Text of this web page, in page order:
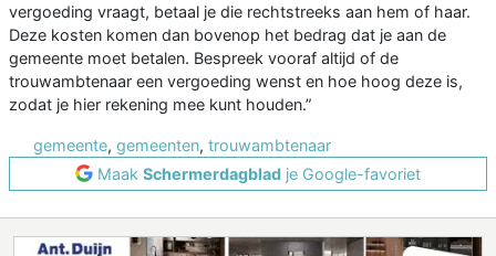
vergoeding vraagt, betaal je die rechtstreeks aan hem of haar.
Deze kosten komen dan bovenop het bedrag dat je aan de
gemeente moet betalen. Bespreek vooraf altijd of de
trouwambtenaar een vergoeding wenst en hoe hoog deze is,
zodat je hier rekening mee kunt houden.”
gemeente, gemeenten, trouwambtenaar
Maak Schermerdagblad je Google-favoriet